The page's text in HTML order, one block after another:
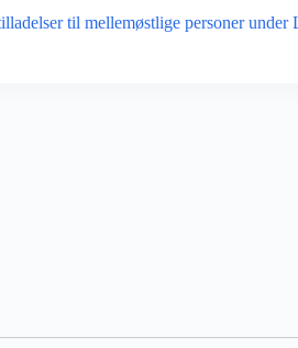
til mellemøstlige personer under